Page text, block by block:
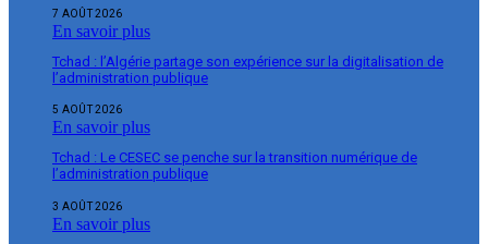
7 AOÛT 2026
En savoir plus
Tchad : l’Algérie partage son expérience sur la digitalisation de
l’administration publique
5 AOÛT 2026
En savoir plus
Tchad : Le CESEC se penche sur la transition numérique de
l’administration publique
3 AOÛT 2026
En savoir plus